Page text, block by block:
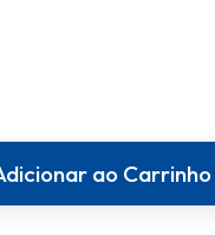
ao Carrinho